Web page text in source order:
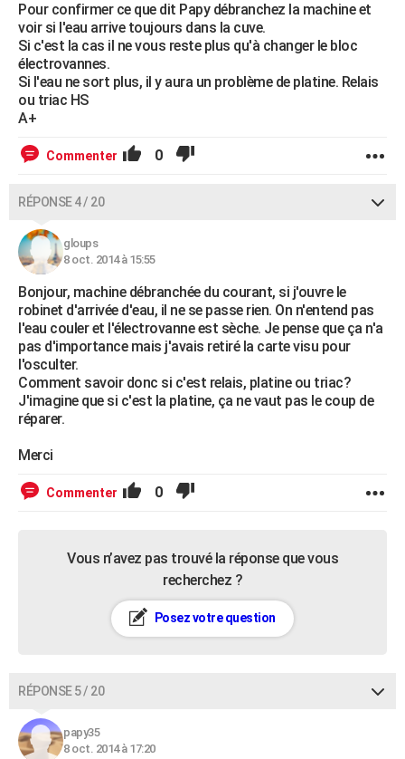
Pour confirmer ce que dit Papy débranchez la machine et
voir si l'eau arrive toujours dans la cuve.
Si c'est la cas il ne vous reste plus qu'à changer le bloc
électrovannes.
Si l'eau ne sort plus, il y aura un problème de platine. Relais
ou triac HS
A+
Commenter 0
RÉPONSE 4 / 20
gloups
8 oct. 2014 à 15:55
Bonjour, machine débranchée du courant, si j'ouvre le
robinet d'arrivée d'eau, il ne se passe rien. On n'entend pas
l'eau couler et l'électrovanne est sèche. Je pense que ça n'a
pas d'importance mais j'avais retiré la carte visu pour
l'osculter.
Comment savoir donc si c'est relais, platine ou triac?
J'imagine que si c'est la platine, ça ne vaut pas le coup de
réparer.
Merci
Commenter 0
Vous n’avez pas trouvé la réponse que vous
recherchez ?
Posez votre question
RÉPONSE 5 / 20
papy35
8 oct. 2014 à 17:20